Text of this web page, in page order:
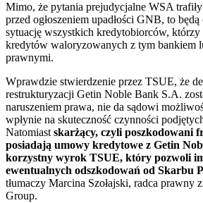
Mimo, że pytania prejudycjalne WSA
przed ogłoszeniem upadłości GNB, to
sytuację wszystkich kredytobiorców,
kredytów waloryzowanych z tym bankiem
prawnymi.
Wprawdzie stwierdzenie przez TSUE, że
restrukturyzacji Getin Noble Bank S.A.
naruszeniem prawa, nie da sądowi
wpłynie na skuteczność czynności
Natomiast skarżący, czyli poszkodowani
posiadają umowy kredytowe z Getin
korzystny wyrok TSUE, który pozwoli
ewentualnych odszkodowań od Skarbu
tłumaczy Marcina Szołajski, radca prawny
Group.